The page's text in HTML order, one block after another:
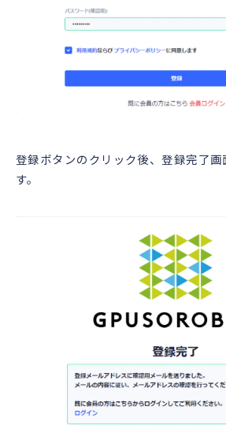
登録ボタンのクリック後、登録完了画
す。